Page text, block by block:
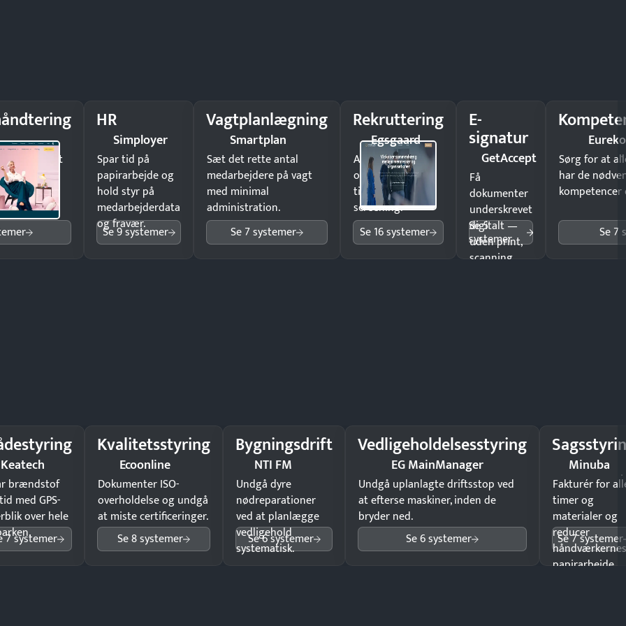
underskrift
ingen
HR
Simployer
Spar tid på
papirarbejde og
hold styr på
medarbejderdata
og fravær.
Se 9 systemer
Vagtplanlægning
Smartplan
Sæt det rette antal
medarbejdere på vagt
med minimal
administration.
Se 7 systemer
Rekruttering
Egsgaard
Ansæt hurtigere
og brug færre
timer på manuel
screening.
Se 16 systemer
E-
signatur
GetAccept
Få
dokumenter
underskrevet
digitalt —
uden print,
scanning
Se 5
systemer
Sørg for at
har de
Se 7
Keatech
brændstof
med GPS-
over hele
7 systemer
Kvalitetsstyring
Ecoonline
Dokumenter ISO-
overholdelse og undgå
at miste certificeringer.
Se 8 systemer
Bygningsdrift
NTI FM
Undgå dyre
nødreparationer
ved at planlægge
vedligehold
systematisk.
Se 6 systemer
Vedligeholdelsesstyring
EG MainManager
Undgå uplanlagte driftsstop ved
at efterse maskiner, inden de
bryder ned.
Se 6 systemer
Minuba
Fakturér for
timer og
materialer og
reducer
håndværkernes
papirarbejde.
Se 7 systemer